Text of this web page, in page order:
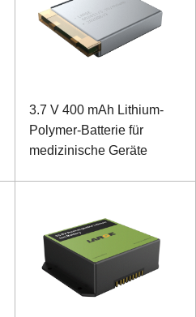
3.7 V 400 mAh Lithium-
Polymer-Batterie für
medizinische Geräte